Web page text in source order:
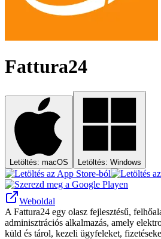
Fattura24
Letöltés: macOS Letöltés: Windows
Weboldal
A Fattura24 egy olasz fejlesztésű,
adminisztrációs alkalmazás, amely
küld és tárol, kezeli ügyfeleket,